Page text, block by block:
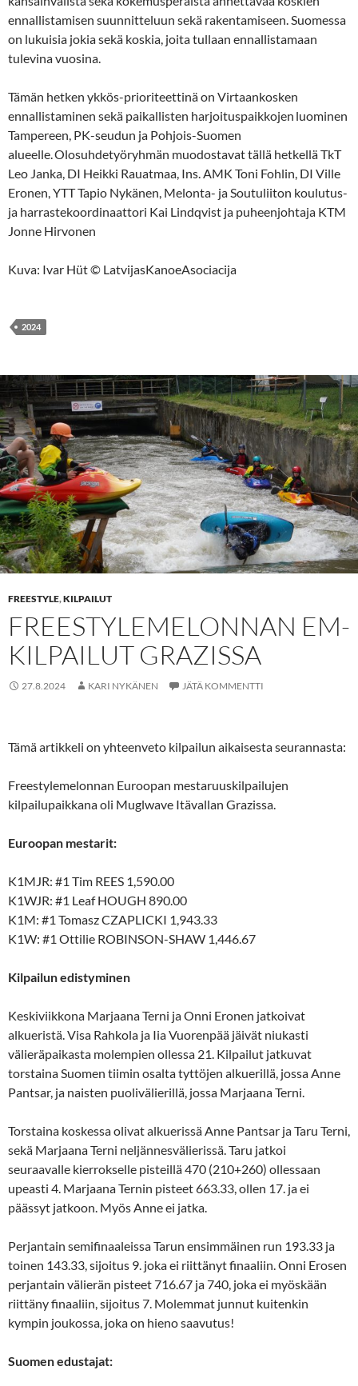
ennallistamisen suunnitteluun sekä rakentamiseen. Suomessa
on lukuisia jokia sekä koskia, joita tullaan ennallistamaan
tulevina vuosina.
Tämän hetken ykkös-prioriteettinä on Virtaankosken
ennallistaminen sekä paikallisten harjoituspaikkojen luominen
Tampereen, PK-seudun ja Pohjois-Suomen
alueelle. Olosuhdetyöryhmän muodostavat tällä hetkellä TkT
Leo Janka, DI Heikki Rauatmaa, Ins. AMK Toni Fohlin, DI Ville
Eronen, YTT Tapio Nykänen, Melonta- ja Soutuliiton koulutus-
ja harrastekoordinaattori Kai Lindqvist ja puheenjohtaja KTM
Jonne Hirvonen
Kuva: Ivar Hüt © LatvijasKanoeAsociacija
2024
FREESTYLE,KILPAILUT
FREESTYLEMELONNAN EM-
KILPAILUT GRAZISSA
27.8.2024 KARI NYKÄNEN JÄTÄ KOMMENTTI
Tämä artikkeli on yhteenveto kilpailun aikaisesta seurannasta:
Freestylemelonnan Euroopan mestaruuskilpailujen
kilpailupaikkana oli Muglwave Itävallan Grazissa.
Euroopan mestarit:
K1MJR: #1 Tim REES 1,590.00
K1WJR: #1 Leaf HOUGH 890.00
K1M: #1 Tomasz CZAPLICKI 1,943.33
K1W: #1 Ottilie ROBINSON-SHAW 1,446.67
Kilpailun edistyminen
Keskiviikkona Marjaana Terni ja Onni Eronen jatkoivat
alkueristä. Visa Rahkola ja Iia Vuorenpää jäivät niukasti
välieräpaikasta molempien ollessa 21. Kilpailut jatkuvat
torstaina Suomen tiimin osalta tyttöjen alkuerillä, jossa Anne
Pantsar, ja naisten puolivälierillä, jossa Marjaana Terni.
Torstaina koskessa olivat alkuerissä Anne Pantsar ja Taru Terni,
sekä Marjaana Terni neljännesvälierissä. Taru jatkoi
seuraavalle kierrokselle pisteillä 470 (210+260) ollessaan
upeasti 4. Marjaana Ternin pisteet 663.33, ollen 17. ja ei
päässyt jatkoon. Myös Anne ei jatka.
Perjantain semifinaaleissa Tarun ensimmäinen run 193.33 ja
toinen 143.33, sijoitus 9. joka ei riittänyt finaaliin. Onni Erosen
perjantain välierän pisteet 716.67 ja 740, joka ei myöskään
riittäny finaaliin, sijoitus 7. Molemmat junnut kuitenkin
kympin joukossa, joka on hieno saavutus!
Suomen edustajat: